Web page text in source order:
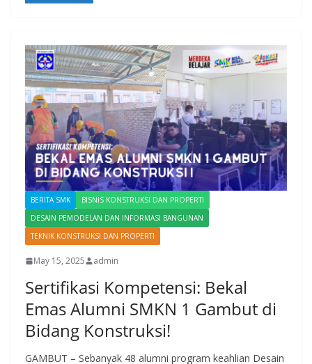
BERITA SMK
BISNIS KONSTRUKSI DAN PROPERTI
DESAIN PEMODELAN DAN INFORMASI BANGUNAN
TEKNIK KONSTRUKSI DAN PROPERTI
May 15, 2025 admin
Sertifikasi Kompetensi: Bekal
Emas Alumni SMKN 1 Gambut di
Bidang Konstruksi!
GAMBUT – Sebanyak 48 alumni program keahlian Desain